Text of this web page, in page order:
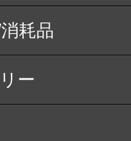
耗品
ー